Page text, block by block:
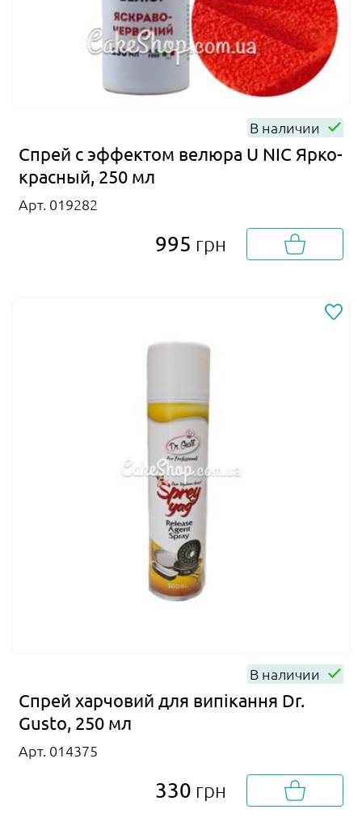
В наличии
Спрей с эффектом велюра U NIC Ярко-
красный, 250 мл
Арт. 019282
995 грн
В наличии
Спрей харчовий для випікання Dr.
Gusto, 250 мл
Арт. 014375
330 грн